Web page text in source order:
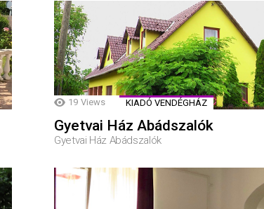
19 Views KIADÓ VENDÉGHÁZ
Gyetvai Ház Abádszalók
Gyetvai Ház Abádszalók